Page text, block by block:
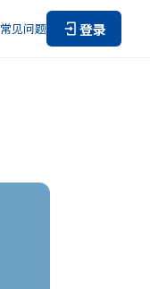
常见问题 登录